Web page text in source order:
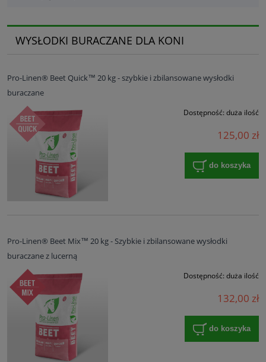
WYSŁODKI BURACZANE DLA KONI
Pro-Linen® Beet Quick™ 20 kg - szybkie i zbilansowane wysłodki
buraczane
Dostępność: duża ilość
125,00 zł
do koszyka
Pro-Linen® Beet Mix™ 20 kg - Szybkie i zbilansowane wysłodki
buraczane z lucerną
Dostępność: duża ilość
132,00 zł
do koszyka